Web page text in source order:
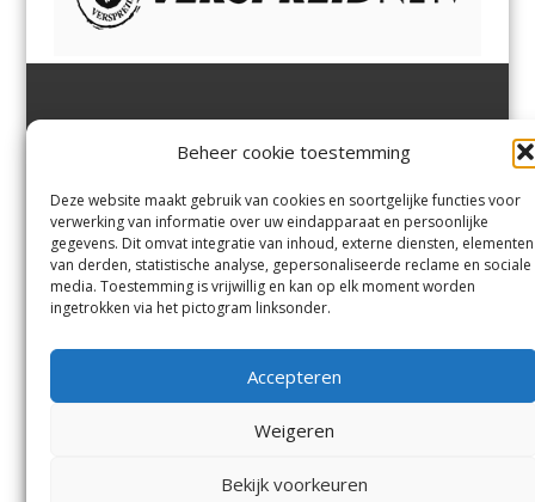
Beheer cookie toestemming
Deze website maakt gebruik van cookies en soortgelijke functies voor
verwerking van informatie over uw eindapparaat en persoonlijke
gegevens. Dit omvat integratie van inhoud, externe diensten, elementen
van derden, statistische analyse, gepersonaliseerde reclame en sociale
media. Toestemming is vrijwillig en kan op elk moment worden
ingetrokken via het pictogram linksonder.
Accepteren
Weigeren
Bekijk voorkeuren
Margadantstraat 34
0255-533900
info@jutter.nlofinfo@hofgee
st.nl
Velserbroek,Velsen-Zuid,
Zuid,Driehuisen
Spaarnwoude.
Contact
Andere uitgaven
Voorwaarden
© Kennemerland Pers B.V.